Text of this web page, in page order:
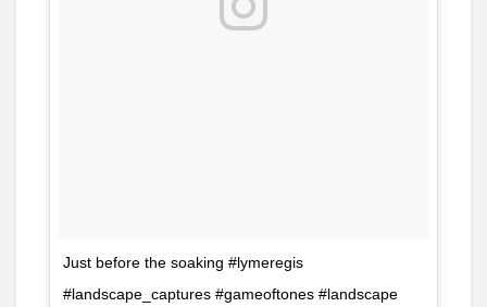
Just before the soaking #lymeregis
#landscape_captures #gameoftones #landscape